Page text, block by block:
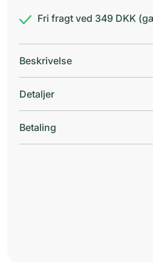
antal Fri fragt ved 349 DKK
Beskrivelse
Detaljer
Betaling